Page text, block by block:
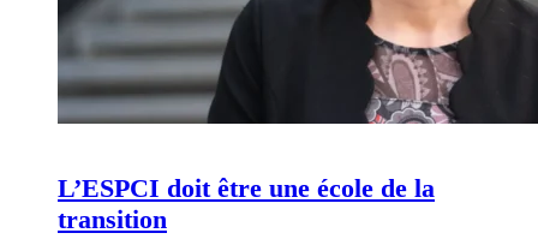
L’ESPCI doit être une école de la
transition